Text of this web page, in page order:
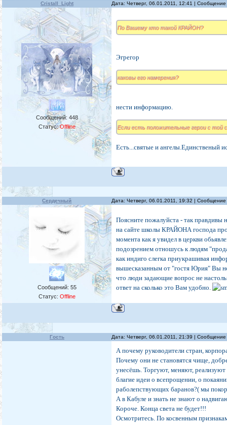
Cristall_Light Дата: Четверг, 06.01.2011, 12:41 |
Сообщений: 448
Статус:Offline
По Вашему кто такой КРАЙОН?
Эгрегор
каковы его намерения?
нести информацию.
Если есть положительные герои с той
Есть...святые и ангелы.Единственый
Сердечный Дата: Четверг, 06.01.2011, 19:32 |
Сообщений: 55
Статус: Offline
Поясните пожалуйста - так
на сайте школы КРАЙОНА господа
момента как я увидел в церкви
подозрением отношусь к людям
как индиго слегка приукрашивая
вышесказанным от "гостя Юрия" Вы
что люди задающие вопрос не
ответ на сколько это Вам удобно.
Гость Дата: Четверг, 06.01.2011, 21:39 |
А почему руководители стран,
Почему они не становятся чище,
унесёшь. Торгуют, меняют,
благие идеи о всепрощении, о
раболепствующих баранов?( мы
А в Кабуле и знать не знают о
Короче. Конца света не будет!!!
Осмотритесь. По косвенным